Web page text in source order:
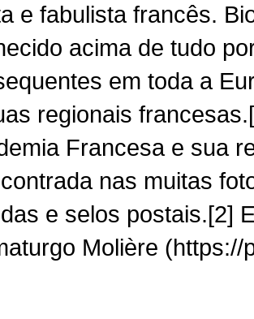
e fabulista francês.
acima de tudo
em toda a
regionais
Francesa e sua
nas muitas
e selos postais.[2]
Molière